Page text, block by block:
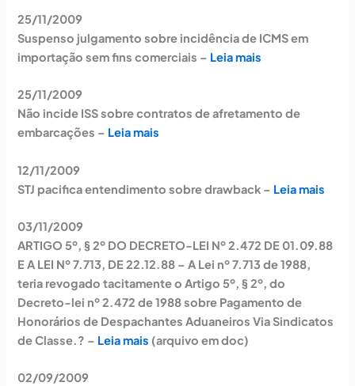
25/11/2009
Suspenso julgamento sobre incidência de ICMS em
importação sem fins comerciais – Leia mais
25/11/2009
Não incide ISS sobre contratos de afretamento de
embarcações – Leia mais
12/11/2009
STJ pacifica entendimento sobre drawback – Leia mais
03/11/2009
ARTIGO 5º, § 2º DO DECRETO-LEI Nº 2.472 DE 01.09.88
E A LEI Nº 7.713, DE 22.12.88 – A Lei nº 7.713 de 1988,
teria revogado tacitamente o Artigo 5º, § 2º, do
Decreto-lei nº 2.472 de 1988 sobre Pagamento de
Honorários de Despachantes Aduaneiros Via Sindicatos
de Classe.? – Leia mais (arquivo em doc)
02/09/2009